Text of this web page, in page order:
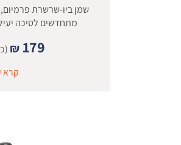
שמן ביו-שרשרת
מתחדשים לסיכה
₪ 179
קרא